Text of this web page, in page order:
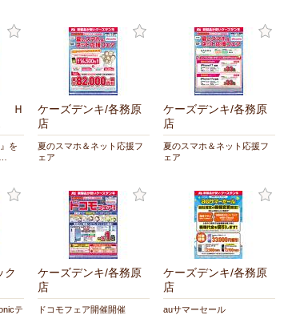
Ｈ
を
ケーズデンキ/各務原
店
夏のスマホ＆ネット応援フ
ェア
ケーズデンキ/各務原
店
夏のスマホ＆ネット応援フ
ェア
ク
テ
ケーズデンキ/各務原
店
ドコモフェア開催開催
ケーズデンキ/各務原
店
auサマーセール